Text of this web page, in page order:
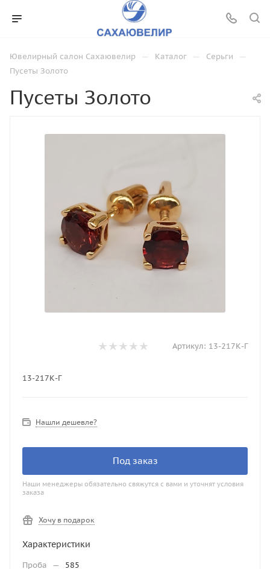
Ювелирный салон Сахаювелир — Каталог — Серьги —
Пусеты Золото
Пусеты Золото
Артикул: 13-217К-Г
13-217К-Г
Нашли дешевле?
Под заказ
Наши менеджеры обязательно свяжутся с вами и уточнят условия
заказа
Хочу в подарок
Характеристики
Проба —
585